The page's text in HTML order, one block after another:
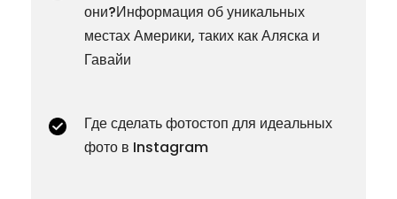
они?Информация об уникальных
местах Америки, таких как Аляска и
Гавайи
Где сделать фотостоп для идеальных
фото в Instagram